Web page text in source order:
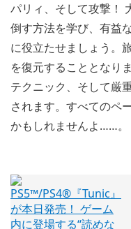
パリィ、そして攻撃！
倒す方法を学び、有益
に役立たせましょう。
を復元することとなり
テクニック、そして厳
されます。すべてのペ
かもしれませんよ……。